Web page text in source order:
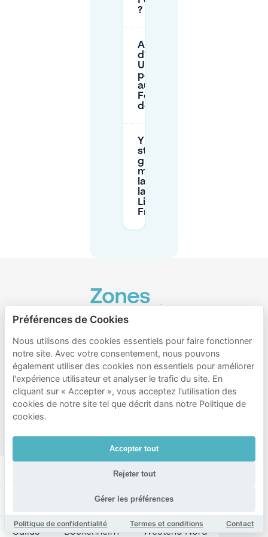
?
Ai-je besoin
d'une
Umweltplakette
pour accéder
au parking de la
Foire du Livre
de Francfort ?
Y a-t-il un
stationnement
gratuit ou bon
marché dans
la rue près de
la Foire du
Livre de
Francfort ?
Zones
populaires
pour le
stationnement
à
proximité
de
Buchmesse
Innenstadt ii
Gutleutviertel
Gallus Bockenheim Westend-Nord
Préférences de Cookies
Nous utilisons des cookies essentiels pour faire fonctionner
notre site. Avec votre consentement, nous pouvons
également utiliser des cookies non essentiels pour améliorer
l'expérience utilisateur et analyser le trafic du site. En
cliquant sur « Accepter », vous acceptez l'utilisation des
cookies de notre site tel que décrit dans notre Politique de
cookies.
Accepter tout
Rejeter tout
Gérer les préférences
Politique de confidentialité Termes et conditions Contact